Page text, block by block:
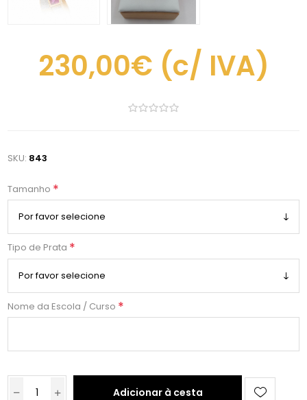
230,00€ (c/ IVA)
SKU: 843
Tamanho *
Tipo de Prata *
Nome da Escola / Curso *
Adicionar à cesta